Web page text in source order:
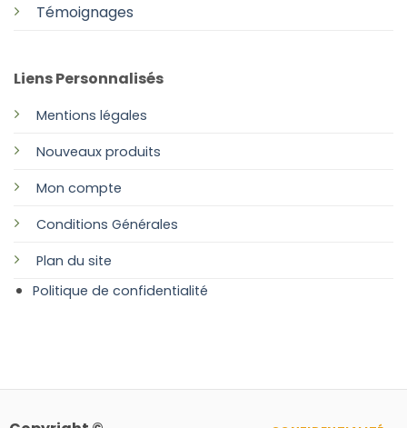
Témoignages
Liens Personnalisés
Mentions légales
Nouveaux produits
Mon compte
Conditions Générales
Plan du site
Politique de confidentialité